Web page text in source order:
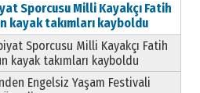
Sporcusu Milli Kayakçı Fatih
kayak takımları kayboldu
Sporcusu Milli Kayakçı Fatih
kayak takımları kayboldu
Engelsiz Yaşam Festivali